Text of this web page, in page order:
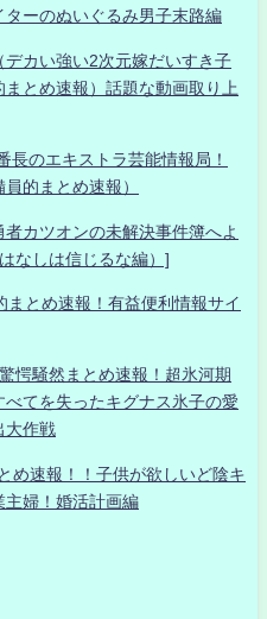
ーのぬいぐるみ男子末路編
カい強い2次元嫁だいすき子
とめ速報）話題な動画取り上
長のエキストラ芸能情報局！
的まとめ速報）
カツオンの未解決事件簿へよ
なしは信じるな編）]
とめ速報！有益便利情報サイ
愕騒然まとめ速報！超氷河期
てを失ったキグナス氷子の愛
大作戦
め速報！！子供が欲しいど陰キ
主婦！婚活計画編